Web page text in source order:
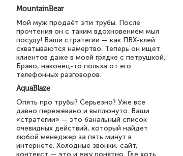
MountainBear
Мой муж продаёт эти трубы. После
прочтения он с таким вдохновением мыл
посуду! Ваши стратегии — как ПВХ-клей:
схватываются намертво. Теперь он ищет
клиентов даже в моей грядке с петрушкой.
Браво, наконец-то польза от его
телефонных разговоров.
AquaBlaze
Опять про трубы? Серьезно? Уже все
давно пережевано и выплюнуто. Ваши
«стратегии» — это банальный список
очевидных действий, который найдет
любой менеджер за пять минут в
интернете. Холодные звонки, сайт,
контекст — это и ежу понятно. Где хоть